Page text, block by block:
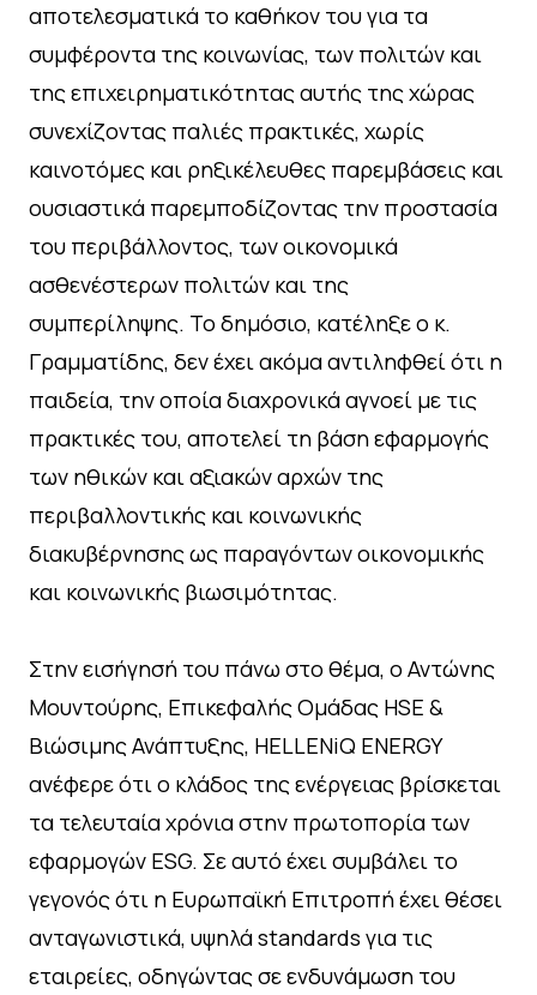
αποτελεσματικά το καθήκον του για τα
συμφέροντα της κοινωνίας, των πολιτών και
της επιχειρηματικότητας αυτής της χώρας
συνεχίζοντας παλιές πρακτικές, χωρίς
καινοτόμες και ρηξικέλευθες παρεμβάσεις και
ουσιαστικά παρεμποδίζοντας την προστασία
του περιβάλλοντος, των οικονομικά
ασθενέστερων πολιτών και της
συμπερίληψης. Το δημόσιο, κατέληξε ο κ.
Γραμματίδης, δεν έχει ακόμα αντιληφθεί ότι η
παιδεία, την οποία διαχρονικά αγνοεί με τις
πρακτικές του, αποτελεί τη βάση εφαρμογής
των ηθικών και αξιακών αρχών της
περιβαλλοντικής και κοινωνικής
διακυβέρνησης ως παραγόντων οικονομικής
και κοινωνικής βιωσιμότητας.
Στην εισήγησή του πάνω στο θέμα, ο Αντώνης
Μουντούρης, Επικεφαλής Ομάδας HSE &
Βιώσιμης Ανάπτυξης, HELLENiQ ENERGY
ανέφερε ότι ο κλάδος της ενέργειας βρίσκεται
τα τελευταία χρόνια στην πρωτοπορία των
εφαρμογών ESG. Σε αυτό έχει συμβάλει το
γεγονός ότι η Ευρωπαϊκή Επιτροπή έχει θέσει
ανταγωνιστικά, υψηλά standards για τις
εταιρείες, οδηγώντας σε ενδυνάμωση του